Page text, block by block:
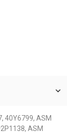
40Y6799, ASM
ASM